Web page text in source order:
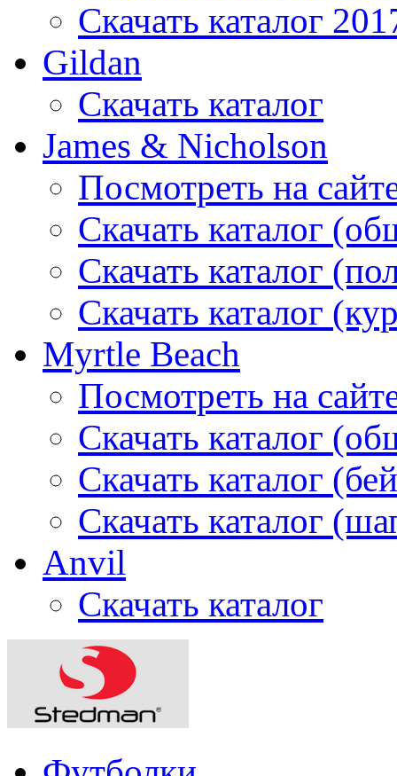
Скачать каталог
Gildan
Скачать каталог
James & Nicholson
Посмотреть на
Скачать каталог
Скачать каталог
Скачать каталог
Myrtle Beach
Посмотреть на
Скачать каталог
Скачать каталог
Скачать каталог
Anvil
Скачать каталог